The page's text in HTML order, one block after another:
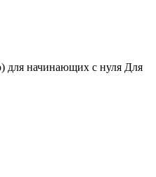
для начинающих с нуля Для